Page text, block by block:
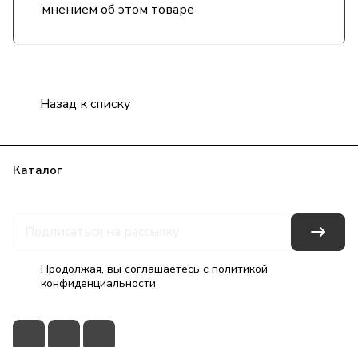
мнением об этом товаре
Назад к списку
Каталог
Продолжая, вы соглашаетесь с политикой
конфиденциальности